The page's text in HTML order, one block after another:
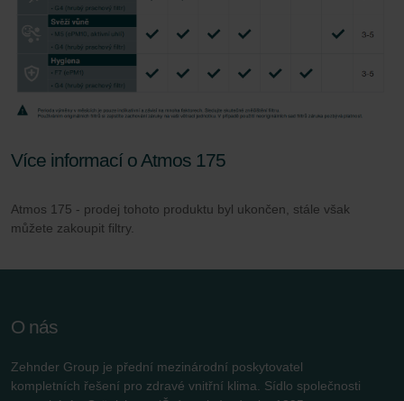
Více informací o Atmos 175
Atmos 175 - prodej tohoto produktu byl ukončen, stále však
můžete zakoupit filtry.
O nás
Zehnder Group je přední mezinárodní poskytovatel
kompletních řešení pro zdravé vnitřní klima. Sídlo společnosti